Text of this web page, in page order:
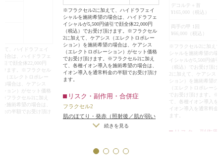
て、ハイドラフェイ
合は、ハイドラフェ
引で顔全体22,000円
けます。※フラクセル
（エレクトロポレー
場合は、ケアシス
ョン）がセット価格
フラクセル2に加え
施術希望の場合は、
の半額でお受け頂け
※フラクセル2に加えて、ハイドラフェイ
シャルを施術希望の場合は、ハイドラフェ
イシャルが5,500円値引で顔全体22,000円
（税込）でお受け頂けます。※フラクセル
2に加えて、ケアシス（エレクトロポレー
ション）を施術希望の場合は、ケアシス
（エレクトロポレーション）がセット価格
でお受け頂けます。※フラクセル2に加え
て、各種イオン導入を施術希望の場合は、
イオン導入を通常料金の半額でお受け頂け
ます。
リスク・副作用・合併症
フラクセル2
肌のほてり・発赤（照射後／肌が弱い
方・敏感肌の方）続きを見る
デコルテ＋首
¥165,000（税込）
両手の甲 1回
¥66,000（税込）
※フラクセル2に加え
シャルを施術希望の場
イシャルが5,500円値引
（税込）でお受け頂
2に加えて、ケアシス
ション）を施術希望の
（エレクトロポレーシ
でお受け頂けます。※
て、各種イオン導入を
イオン導入を通常料金
ます。
リスク・副作用